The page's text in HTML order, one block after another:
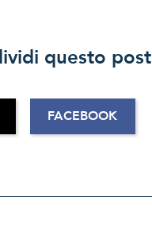
questo post
FACEBOOK